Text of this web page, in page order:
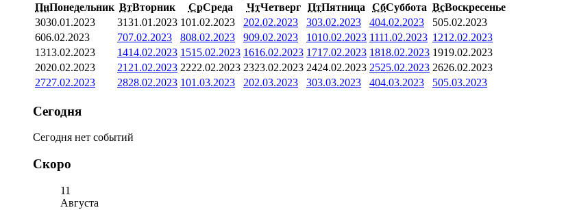
ПнПонедельник ВтВторник СрСреда ЧтЧетверг ПтПятница СбСуббота ВсВоскресенье
3030.01.2023 3131.01.2023 101.02.2023 202.02.2023 303.02.2023 404.02.2023 505.02.2023
606.02.2023 707.02.2023 808.02.2023 909.02.2023 1010.02.2023 1111.02.2023 1212.02.2023
1313.02.2023 1414.02.2023 1515.02.2023 1616.02.2023 1717.02.2023 1818.02.2023 1919.02.2023
2020.02.2023 21 21.02.2023 2222.02.2023 2323.02.2023 2424.02.2023 2525.02.2023 2626.02.2023
2727.02.2023 2828.02.2023 101.03.2023 202.03.2023 303.03.2023 404.03.2023 505.03.2023
Сегодня
Сегодня нет событий
Скоро
11
Августа